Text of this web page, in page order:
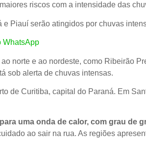
riscos com a intensidade das
e Piauí serão atingidos por chuvas
WhatsApp
norte e ao nordeste, como Ribeirão
sob alerta de chuvas intensas.
de Curitiba, capital do Paraná. Em
uma onda de calor, com grau de
ao sair na rua. As regiões